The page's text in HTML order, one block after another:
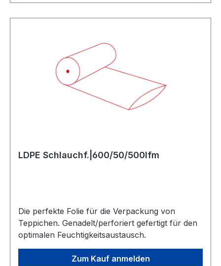
LDPE Schlauchf.|600/50/500lfm
Die perfekte Folie für die Verpackung von
Teppichen. Genadelt/perforiert gefertigt für den
optimalen Feuchtigkeitsaustausch.
Zum Kauf anmelden